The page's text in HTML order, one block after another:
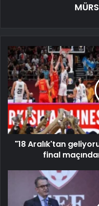
"18 Aralık'tan
final